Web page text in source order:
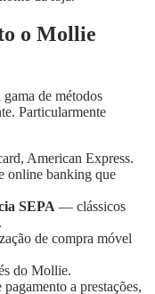
o Mollie
de métodos
Particularmente
American Express.
online banking que
SEPA — clássicos
de compra móvel
do Mollie.
a prestações,